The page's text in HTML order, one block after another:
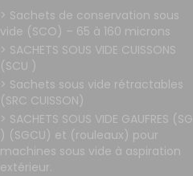
> Sachets de conservation sous
vide (SCO) – 65 à 160 microns
> SACHETS SOUS VIDE CUISSONS
(SCU )
> Sachets sous vide rétractables
(SRC CUISSON)
> SACHETS SOUS VIDE GAUFRES (SG
) (SGCU) et (rouleaux) pour
machines sous vide à aspiration
extérieur.